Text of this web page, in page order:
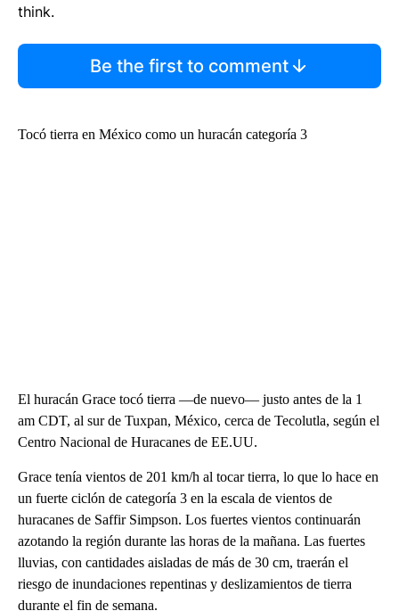
think.
Be the first to comment
Tocó tierra en México como un huracán categoría 3
El huracán Grace tocó tierra —de nuevo— justo antes de la 1
am CDT, al sur de Tuxpan, México, cerca de Tecolutla, según el
Centro Nacional de Huracanes de EE.UU.
Grace tenía vientos de 201 km/h al tocar tierra, lo que lo hace en
un fuerte ciclón de categoría 3 en la escala de vientos de
huracanes de Saffir Simpson. Los fuertes vientos continuarán
azotando la región durante las horas de la mañana. Las fuertes
lluvias, con cantidades aisladas de más de 30 cm, traerán el
riesgo de inundaciones repentinas y deslizamientos de tierra
durante el fin de semana.